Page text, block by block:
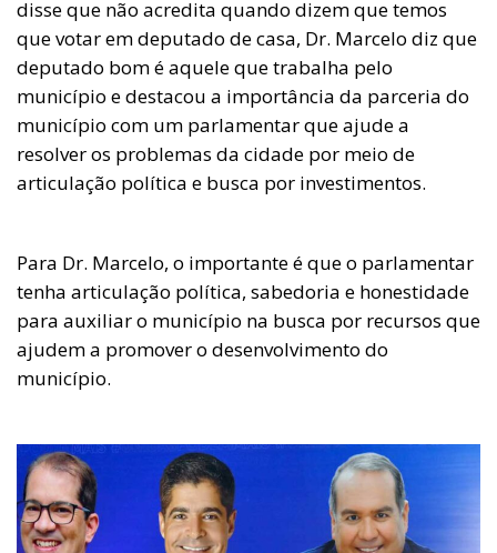
disse que não acredita quando dizem que temos
que votar em deputado de casa, Dr. Marcelo diz que
deputado bom é aquele que trabalha pelo
município e destacou a importância da parceria do
município com um parlamentar que ajude a
resolver os problemas da cidade por meio de
articulação política e busca por investimentos.
Para Dr. Marcelo, o importante é que o parlamentar
tenha articulação política, sabedoria e honestidade
para auxiliar o município na busca por recursos que
ajudem a promover o desenvolvimento do
município.